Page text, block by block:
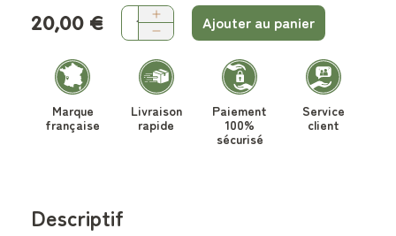
20,00 € Ajouter au panier
Marque
française
Livraison
rapide
Paiement
100%
sécurisé
Service
client
Descriptif